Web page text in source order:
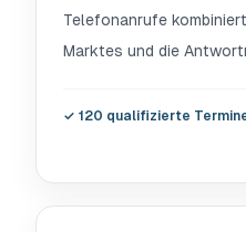
Telefonanrufe
Marktes und die
✓ 120 qualifizierte